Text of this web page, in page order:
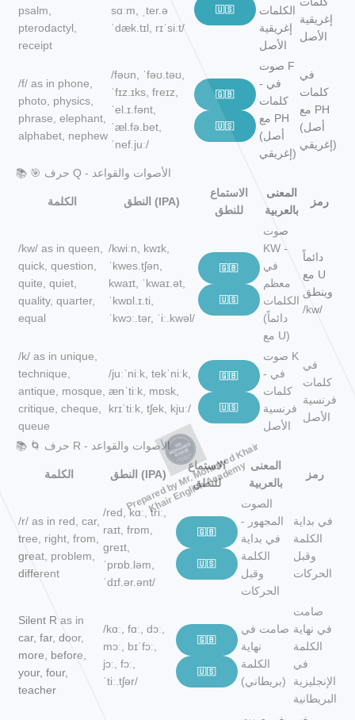
Prepared by Mr. Mohamed Khair
Khair English Academy
psalm,
pterodactyl,
receipt
sɑːm, ˌter.ə
ˈdæk.tɪl, rɪˈsiːt/
🇺🇸
الكلمات
إغريقية
الأصل
إغريقية
الأصل
/f/ as in phone,
photo, physics,
phrase, elephant,
alphabet, nephew
/fəʊn, ˈfəʊ.təʊ,
ˈfɪz.ɪks, freɪz,
ˈel.ɪ.fənt,
ˈæl.fə.bet,
ˈnef.juː/
🇬🇧
🇺🇸
صوت F
- في
كلمات
مع PH
(أصل
إغريقي)
في
كلمات
مع PH
(أصل
إغريقي)
📚 🎯 حرف Q - الأصوات والقواعد
الكلمة النطق (IPA)
الاستماع
للنطق
المعنى
بالعربية
رمز
/kw/ as in queen,
quick, question,
quite, quiet,
quality, quarter,
equal
/kwiːn, kwɪk,
ˈkwes.tʃən,
kwaɪt, ˈkwaɪ.ət,
ˈkwɒl.ɪ.ti,
ˈkwɔː.tər, ˈiː.kwəl/
🇬🇧
🇺🇸
صوت
KW -
في
معظم
الكلمات
(دائماً
مع U)
دائماً
مع U
وينطق
/kw/
/k/ as in unique,
technique,
antique, mosque,
critique, cheque,
queue
/juːˈniːk, tekˈniːk,
ænˈtiːk, mɒsk,
krɪˈtiːk, tʃek, kjuː/
🇬🇧
🇺🇸
صوت K
- في
كلمات
فرنسية
الأصل
في
كلمات
فرنسية
الأصل
📚 🌀 حرف R - الأصوات والقواعد
الكلمة النطق (IPA)
الاستماع
للنطق
المعنى
بالعربية
رمز
/r/ as in red, car,
tree, right, from,
great, problem,
different
/red, kɑː, triː,
raɪt, frɒm,
ɡreɪt,
ˈprɒb.ləm,
ˈdɪf.ər.ənt/
🇬🇧
🇺🇸
الصوت
المجهور -
في بداية
الكلمة
وقبل
الحركات
في بداية
الكلمة
وقبل
الحركات
Silent R as in
car, far, door,
more, before,
your, four,
teacher
/kɑː, fɑː, dɔː,
mɔː, bɪˈfɔː,
jɔː, fɔː,
ˈtiː.tʃər/
🇬🇧
🇺🇸
صامت في
نهاية
الكلمة
(بريطاني)
صامت
في نهاية
الكلمة
في
الإنجليزية
البريطانية